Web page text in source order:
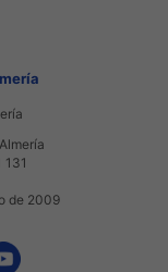
131
de 2009